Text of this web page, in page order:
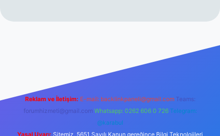
Reklam ve İletişim: E-mail: backlinkpaneli@gmail.com Teams:
forumhizmeti@gmail.com Whatsapp: 0262 606 0 726 Telegram:
@karabul
Yasal Uyarı: Sitemiz, 5651 Sayılı Kanun gereğince Bilgi Teknolojileri